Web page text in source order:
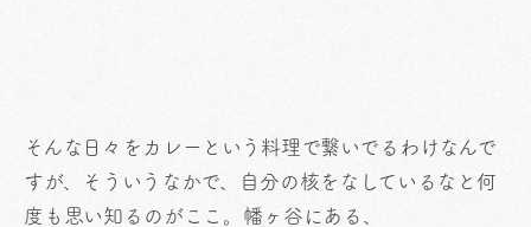
そんな日々をカレーという料理で繋いでるわけなんで
すが、そういうなかで、自分の核をなしているなと何
度も思い知るのがここ。幡ヶ谷にある、